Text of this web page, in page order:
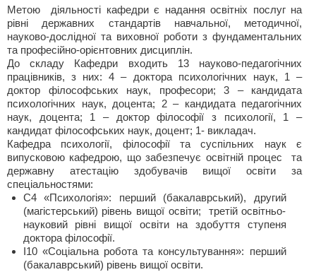
Метою діяльності кафедри є надання освітніх послуг на
рівні державних стандартів навчальної, методичної,
науково-дослідної та виховної роботи з фундаментальних
та професійно-орієнтовних дисциплін.
До складу Кафедри входить 13 науково-педагогічних
працівників, з них: 4 – доктора психологічних наук, 1 –
доктор філософських наук, професори; 3 – кандидата
психологічних наук, доцента; 2 – кандидата педагогічних
наук, доцента; 1 – доктор філософії з психології, 1 –
кандидат філософських наук, доцент; 1- викладач.
Кафедра психології, філософії та суспільних наук є
випусковою кафедрою, що забезпечує освітній процес та
державну атестацію здобувачів вищої освіти за
спеціальностями:
C4 «Психологія»: перший (бакалаврський), другий
(магістерський) рівень вищої освіти; третій освітньо-
науковий рівні вищої освіти на здобуття ступеня
доктора філософії.
І10 «Соціальна робота та консультування»: перший
(бакалаврський) рівень вищої освіти.